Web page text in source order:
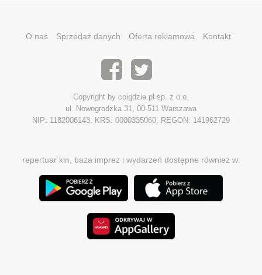
O nas Sprzedaż danych Oferta reklamowa Kontakt
Copyright by coigdzie.pl sp. z o.o.
ul. Nowogrodzka 31, 00-511 Warszawa
NIP: 1182006143, KRS: 0000335060, REGON: 141962729
repertuar kin, baza imprez i wydarzeń dostępne również w: